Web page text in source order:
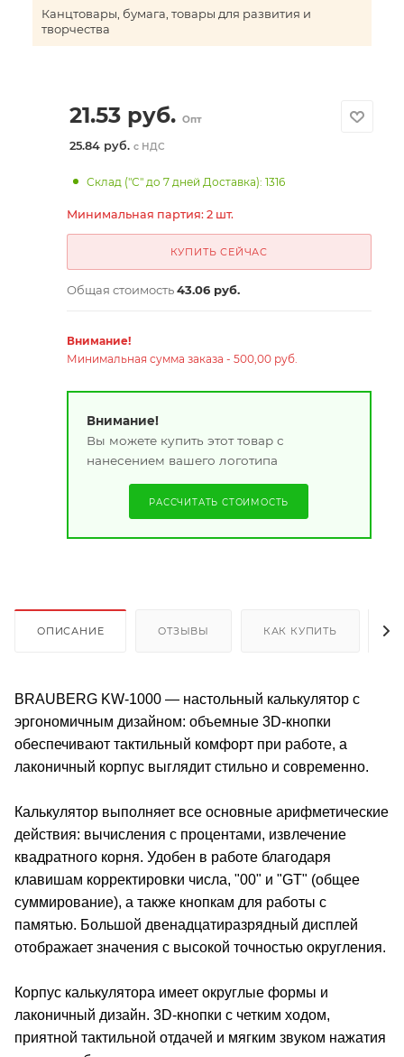
Канцтовары, бумага, товары для развития и
творчества
21.53руб. Опт
25.84 руб. с НДС
Склад ("С" до 7 дней Доставка): 1316
Минимальная партия: 2 шт.
КУПИТЬ СЕЙЧАС
Общая стоимость43.06 руб.
Внимание!
Минимальная сумма заказа - 500,00 руб.
Внимание!
Вы можете купить этот товар с
нанесением вашего логотипа
РАССЧИТАТЬ СТОИМОСТЬ
ОПИСАНИЕ ОТЗЫВЫ КАК КУПИТЬ
BRAUBERG KW-1000 — настольный калькулятор с
эргономичным дизайном: объемные 3D-кнопки
обеспечивают тактильный комфорт при работе, а
лаконичный корпус выглядит стильно и современно.
Калькулятор выполняет все основные арифметические
действия: вычисления с процентами, извлечение
квадратного корня. Удобен в работе благодаря
клавишам корректировки числа, "00" и "GT" (общее
суммирование), а также кнопкам для работы с
памятью. Большой двенадцатиразрядный дисплей
отображает значения с высокой точностью округления.
Корпус калькулятора имеет округлые формы и
лаконичный дизайн. 3D-кнопки с четким ходом,
приятной тактильной отдачей и мягким звуком нажатия